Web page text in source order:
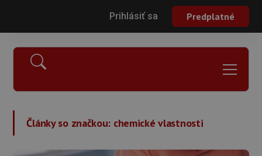
Prihlásiť sa Predplatné
Články so značkou: chemické vlastnosti